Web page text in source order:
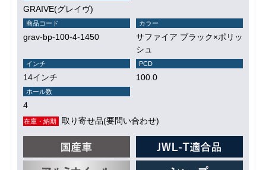
GRAIVE(グレイヴ)
商品コード
grav-bp-100-4-1450
カラー
サファイア ブラック×ポリッ
シュ
インチ
14インチ
PCD
100.0
ホール数
4
在庫・納期 取り寄せ品(要問い合わせ)